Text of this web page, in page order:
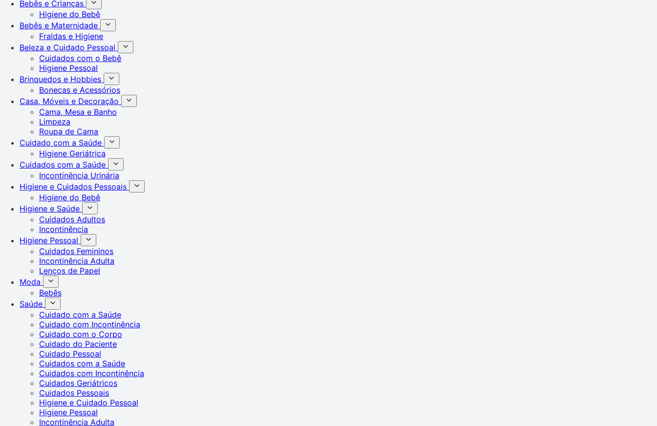
Bebês e Crianças
Higiene do Bebê
Bebês e Maternidade
Fraldas e Higiene
Beleza e Cuidado Pessoal
Cuidados com o Bebê
Higiene Pessoal
Brinquedos e Hobbies
Bonecas e Acessórios
Casa, Móveis e Decoração
Cama, Mesa e Banho
Limpeza
Roupa de Cama
Cuidado com a Saúde
Higiene Geriátrica
Cuidados com a Saúde
Incontinência Urinária
Higiene e Cuidados Pessoais
Higiene do Bebê
Higiene e Saúde
Cuidados Adultos
Incontinência
Higiene Pessoal
Cuidados Femininos
Incontinência Adulta
Lenços de Papel
Moda
Bebês
Saúde
Cuidado com a Saúde
Cuidado com Incontinência
Cuidado com o Corpo
Cuidado do Paciente
Cuidado Pessoal
Cuidados com a Saúde
Cuidados com Incontinência
Cuidados Geriátricos
Cuidados Pessoais
Higiene e Cuidado Pessoal
Higiene Pessoal
Incontinência Adulta